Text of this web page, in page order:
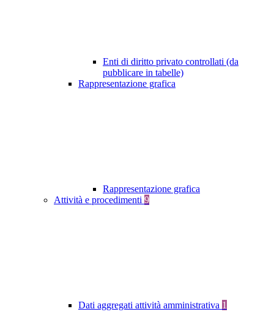
Enti di diritto privato controllati (da
pubblicare in tabelle)
Rappresentazione grafica
Rappresentazione grafica
Attività e procedimenti 9
Dati aggregati attività amministrativa 1